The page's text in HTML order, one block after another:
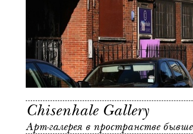
Chisenhale Gallery
Арт-галерея в пространстве